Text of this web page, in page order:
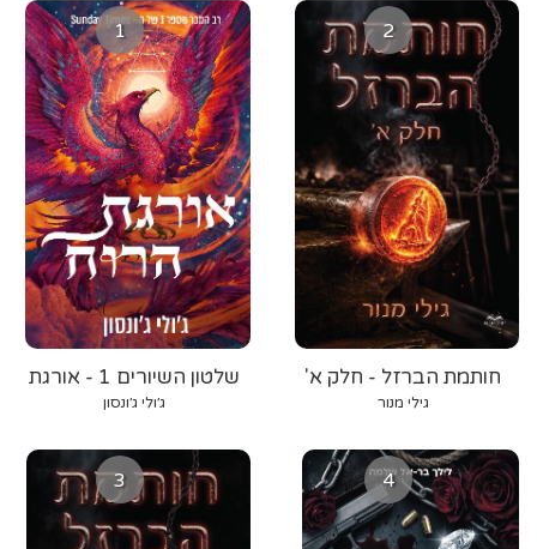
1
שלטון השיורים 1 - אורגת
הרוח
ג׳ולי ג׳ונסון
2
חותמת הברזל - חלק א'
גילי מנור
3 4